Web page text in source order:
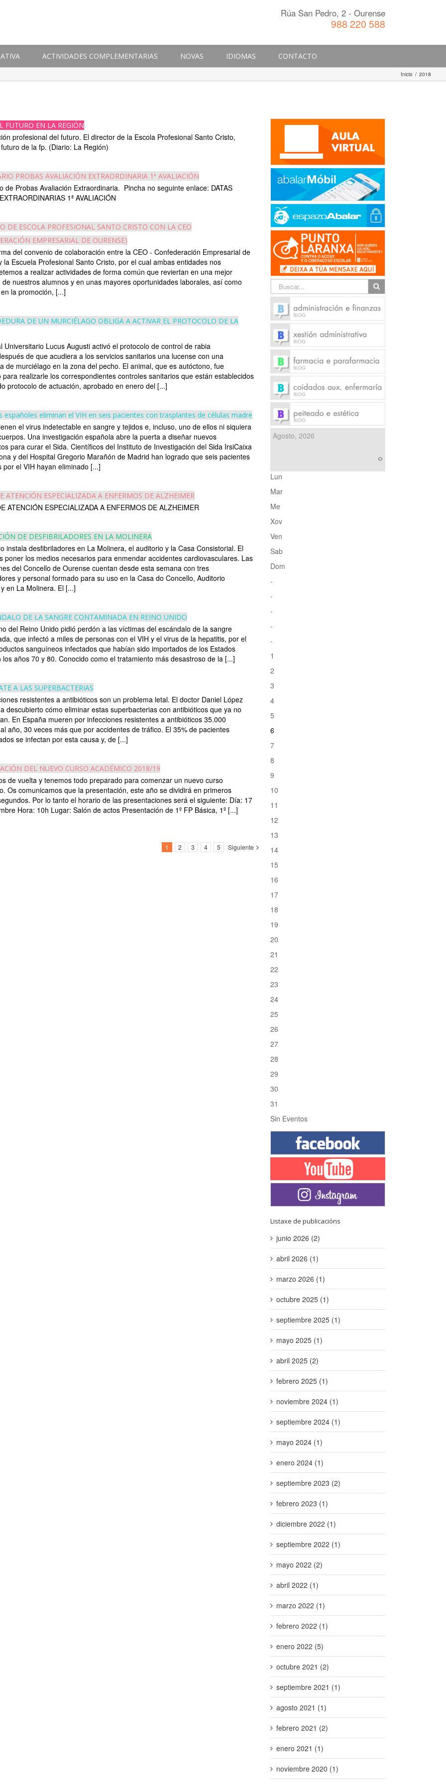
Rúa San Pedro, 2 - Ourense
988 220 588
ACTIVIDADES COMPLEMENTARIAS NOVAS IDIOMAS CONTACTO
Inicio / 2018
FUTURO EN LA REGIÓN
profesional del futuro. El director de la Escola Profesional Santo Cristo,
de la fp. (Diario: La Región)
PROBAS AVALIACIÓN EXTRAORDINARIA 1ª AVALIACIÓN
de Probas Avaliación Extraordinaria. Pincha no seguinte enlace: DATAS
1ª AVALIACIÓN
DE ESCOLA PROFESIONAL SANTO CRISTO CON LA CEO
EMPRESARIAL DE OURENSE)
del convenio de colaboración entre la CEO - Confederación Empresarial de
la Escuela Profesional Santo Cristo, por el cual ambas entidades nos
a realizar actividades de forma común que reviertan en una mejor
de nuestros alumnos y en unas mayores oportunidades laborales, así como
la promoción, [...]
DE UN MURCIÉLAGO OBLIGA A ACTIVAR EL PROTOCOLO DE LA
Universitario Lucus Augusti activó el protocolo de control de rabia
de que acudiera a los servicios sanitarios una lucense con una
de murciélago en la zona del pecho. El animal, que es autóctono, fue
para realizarle los correspondientes controles sanitarios que están establecidos
protocolo de actuación, aprobado en enero del [...]
españoles eliminan el VIH en seis pacientes con trasplantes de células madre
el virus indetectable en sangre y tejidos e, incluso, uno de ellos ni siquiera
Una investigación española abre la puerta a diseñar nuevos
para curar el Sida. Científicos del Instituto de Investigación del Sida IrsiCaixa
y del Hospital Gregorio Marañón de Madrid han logrado que seis pacientes
por el VIH hayan eliminado [...]
ATENCIÓN ESPECIALIZADA A ENFERMOS DE ALZHEIMER
ATENCIÓN ESPECIALIZADA A ENFERMOS DE ALZHEIMER
DE DESFIBRILADORES EN LA MOLINERA
instala desfibriladores en La Molinera, el auditorio y la Casa Consistorial. El
poner los medios necesarios para enmendar accidentes cardiovasculares. Las
del Concello de Ourense cuentan desde esta semana con tres
y personal formado para su uso en la Casa do Concello, Auditorio
en La Molinera. El [...]
DE LA SANGRE CONTAMINADA EN REINO UNIDO
del Reino Unido pidió perdón a las víctimas del escándalo de la sangre
que infectó a miles de personas con el VIH y el virus de la hepatitis, por el
sanguíneos infectados que habían sido importados de los Estados
los años 70 y 80. Conocido como el tratamiento más desastroso de la [...]
A LAS SUPERBACTERIAS
resistentes a antibióticos son un problema letal. El doctor Daniel López
descubierto cómo eliminar estas superbacterias con antibióticos que ya no
En España mueren por infecciones resistentes a antibióticos 35.000
año, 30 veces más que por accidentes de tráfico. El 35% de pacientes
se infectan por esta causa y, de [...]
DEL NUEVO CURSO ACADÉMICO 2018/19
de vuelta y tenemos todo preparado para comenzar un nuevo curso
Os comunicamos que la presentación, este año se dividirá en primeros
Por lo tanto el horario de las presentaciones será el siguiente: Día: 17
Hora: 10h Lugar: Salón de actos Presentación de 1º FP Básica, 1º [...]
1 2 3 4 5 Siguiente
Agosto, 2026
Lun
Mar
Me
Xov
Ven
Sab
Dom
-
-
-
-
-
1
2
3
4
5
6
7
8
9
10
11
12
13
14
15
16
17
18
19
20
21
22
23
24
25
26
27
28
29
30
31
Sin Eventos
Listaxe de publicacións
junio 2026 (2)
abril 2026 (1)
marzo 2026 (1)
octubre 2025 (1)
septiembre 2025 (1)
mayo 2025 (1)
abril 2025 (2)
febrero 2025 (1)
noviembre 2024 (1)
septiembre 2024 (1)
mayo 2024 (1)
enero 2024 (1)
septiembre 2023 (2)
febrero 2023 (1)
diciembre 2022 (1)
septiembre 2022 (1)
mayo 2022 (2)
abril 2022 (1)
marzo 2022 (1)
febrero 2022 (1)
enero 2022 (5)
octubre 2021 (2)
septiembre 2021 (1)
agosto 2021 (1)
febrero 2021 (2)
enero 2021 (1)
noviembre 2020 (1)